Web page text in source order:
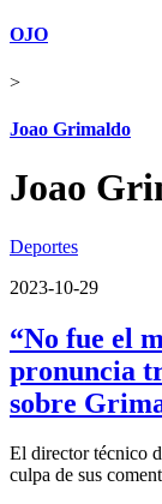
OJO
>
Joao Grimaldo
Joao
Deportes
2023-10-29
“No fue el
pronuncia
sobre
El director técnico
culpa de sus